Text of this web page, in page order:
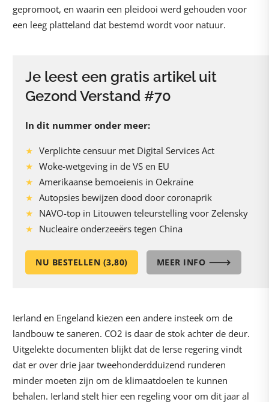
gepromoot, en waarin een pleidooi werd gehouden voor
een leeg platteland dat bestemd wordt voor natuur.
Je leest een gratis artikel uit
Gezond Verstand #70
In dit nummer onder meer:
Verplichte censuur met Digital Services Act
Woke-wetgeving in de VS en EU
Amerikaanse bemoeienis in Oekraïne
Autopsies bewijzen dood door coronaprik
NAVO-top in Litouwen teleurstelling voor Zelensky
Nucleaire onderzeeërs tegen China
NU BESTELLEN (3,80) MEER INFO 🡒
Ierland en Engeland kiezen een andere insteek om de
landbouw te saneren. CO2 is daar de stok achter de deur.
Uitgelekte documenten blijkt dat de Ierse regering vindt
dat er over drie jaar tweehonderdduizend runderen
minder moeten zijn om de klimaatdoelen te kunnen
behalen. Ierland stelt hier een regeling voor om dit jaar al